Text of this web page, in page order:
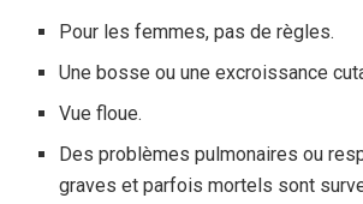
Pour les femmes, pas de règles.
Une bosse ou une excroissance
Vue floue.
Des problèmes pulmonaires ou
graves et parfois mortels sont